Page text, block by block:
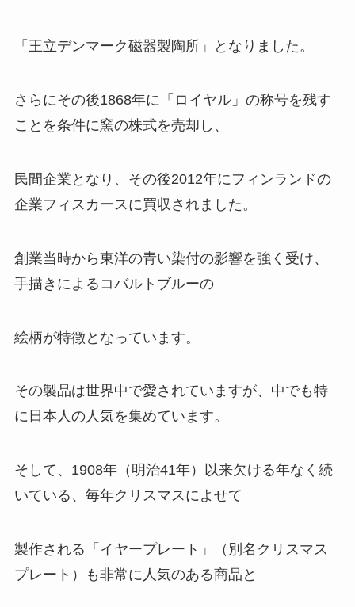
「王立デンマーク磁器製陶所」となりました。
さらにその後1868年に「ロイヤル」の称号を残す
ことを条件に窯の株式を売却し、
民間企業となり、その後2012年にフィンランドの
企業フィスカースに買収されました。
創業当時から東洋の青い染付の影響を強く受け、
手描きによるコバルトブルーの
絵柄が特徴となっています。
その製品は世界中で愛されていますが、中でも特
に日本人の人気を集めています。
そして、1908年（明治41年）以来欠ける年なく続
いている、毎年クリスマスによせて
製作される「イヤープレート」（別名クリスマス
プレート）も非常に人気のある商品と